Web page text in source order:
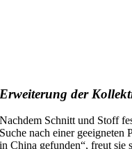
Erweiterung der
Nachdem Schnitt und Stoff
Suche nach einer geeigneten
in China gefunden“, freut sie